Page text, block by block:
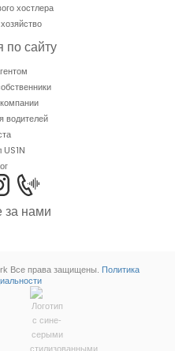
хостлера
по сайту
водителей
US1N
за нами
Все права защищены.
Политика